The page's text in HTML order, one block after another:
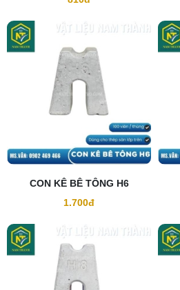
CON KÊ BÊ TÔNG H6
1.700đ